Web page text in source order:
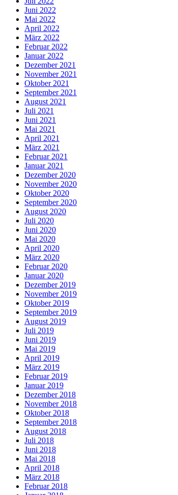
Juni 2022
Mai 2022
April 2022
März 2022
Februar 2022
Januar 2022
Dezember 2021
November 2021
Oktober 2021
September 2021
August 2021
Juli 2021
Juni 2021
Mai 2021
April 2021
März 2021
Februar 2021
Januar 2021
Dezember 2020
November 2020
Oktober 2020
September 2020
August 2020
Juli 2020
Juni 2020
Mai 2020
April 2020
März 2020
Februar 2020
Januar 2020
Dezember 2019
November 2019
Oktober 2019
September 2019
August 2019
Juli 2019
Juni 2019
Mai 2019
April 2019
März 2019
Februar 2019
Januar 2019
Dezember 2018
November 2018
Oktober 2018
September 2018
August 2018
Juli 2018
Juni 2018
Mai 2018
April 2018
März 2018
Februar 2018